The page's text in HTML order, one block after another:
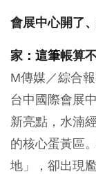
會展中心開了
家 ：這筆帳算
M傳媒／綜合
台中國際會展
新亮點，水湳
的核心蛋黃區
地」，卻出現